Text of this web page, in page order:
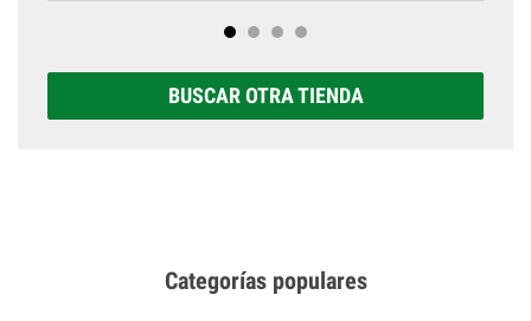
BUSCAR OTRA TIENDA
Categorías populares